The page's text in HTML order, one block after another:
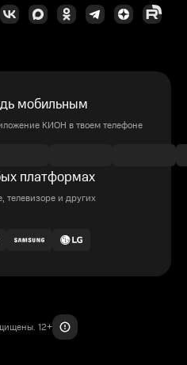
мобильным
КИОН в твоем телефоне
платформах
телевизоре и других
12+